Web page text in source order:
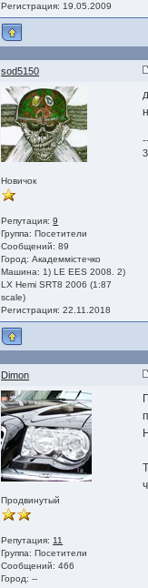
Регистрация: 19.05.2009
sod5150
Новичок
Репутация:9
Группа:Посетители
Сообщений: 89
Город: Академмістечко
Машина: 1) LE EES 2008. 2)
LX Hemi SRT8 2006 (1:87
scale)
Регистрация: 22.11.2018
Dimon
Продвинутый
Репутация: 11
Группа:Посетители
Сообщений: 466
Город: --